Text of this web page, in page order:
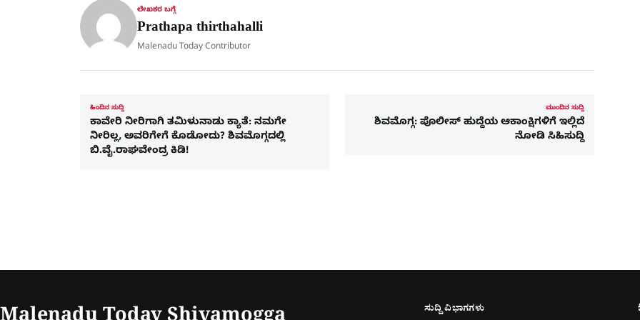
ಲೇಖಕರ ಬಗ್ಗೆ
Prathapa thirthahalli
Malenadu Today Contributor
ಹಿಂದಿನ ಸುದ್ದಿ
ಕಾವೇರಿ ನೀರಿಗಾಗಿ ತಮಿಳುನಾಡು ಕ್ಯಾತೆ: ನಮಗೇ
ನೀರಿಲ್ಲ, ಅವರಿಗೇಗೆ ಕೊಡೋದು? ಶಿವಮೊಗ್ಗದಲ್ಲಿ
ಬಿ.ವೈ.ರಾಘವೇಂದ್ರ ಕಿಡಿ!
ಮುಂದಿನ ಸುದ್ದಿ
ಶಿವಮೊಗ್ಗ: ಪೊಲೀಸ್ ಹುದ್ದೆಯ ಆಕಾಂಕ್ಷಿಗಳಿಗೆ ಇಲ್ಲಿದೆ
ನೋಡಿ ಸಿಹಿಸುದ್ದಿ
ಸುದ್ದಿ ವಿಭಾಗಗಳು